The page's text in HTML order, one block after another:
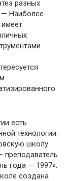
разных
— Наиболее
есть
технологии.
школу
года — 1997».
создана